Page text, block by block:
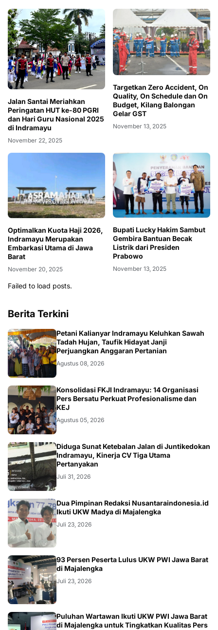
Jalan Santai Meriahkan
Peringatan HUT ke-80 PGRI
dan Hari Guru Nasional 2025
di Indramayu
November 22, 2025
Targetkan Zero Accident, On
Quality, On Schedule dan On
Budget, Kilang Balongan
Gelar GST
November 13, 2025
Optimalkan Kuota Haji 2026,
Indramayu Merupakan
Embarkasi Utama di Jawa
Barat
November 20, 2025
Bupati Lucky Hakim Sambut
Gembira Bantuan Becak
Listrik dari Presiden
Prabowo
November 13, 2025
Failed to load posts.
Berita Terkini
Petani Kalianyar Indramayu Keluhkan Sawah
Tadah Hujan, Taufik Hidayat Janji
Perjuangkan Anggaran Pertanian
Agustus 08, 2026
Konsolidasi FKJI Indramayu: 14 Organisasi
Pers Bersatu Perkuat Profesionalisme dan
KEJ
Agustus 05, 2026
KRIMINAL
Diduga Sunat Ketebalan Jalan di Juntikedokan
Indramayu, Kinerja CV Tiga Utama
Pertanyakan
Juli 31, 2026
Dua Pimpinan Redaksi Nusantaraindonesia.id
Ikuti UKW Madya di Majalengka
Juli 23, 2026
93 Persen Peserta Lulus UKW PWI Jawa Barat
di Majalengka
Juli 23, 2026
Puluhan Wartawan Ikuti UKW PWI Jawa Barat
di Majalengka untuk Tingkatkan Kualitas Pers